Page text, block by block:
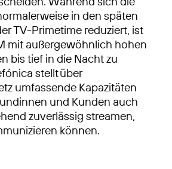
in den späten
TV-Primetime reduziert, ist
mit außergewöhnlich hohen
bis tief in die Nacht zu
stellt über
umfassende Kapazitäten
und Kunden auch
zuverlässig streamen,
können.